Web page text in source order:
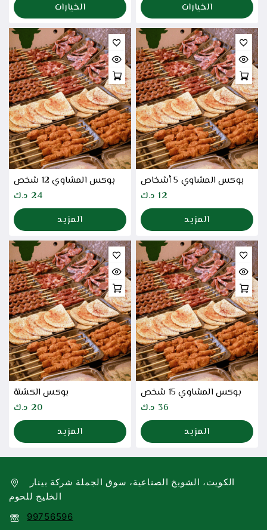
الخيارات
الخيارات
بوكس المشاوي 12 شخص
24 د.ك
المزيد
بوكس المشاوي 5 أشخاص
12 د.ك
المزيد
بوكس الكشتة
20 د.ك
المزيد
بوكس المشاوي 15 شخص
36 د.ك
المزيد
الخليج للحوم
99756596